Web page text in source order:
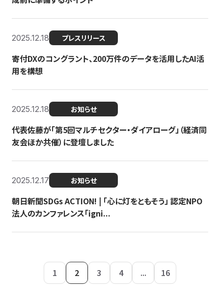
2025.12.18 プレスリリース
寄付DXのコングラント、200万件のデータを活用したAI活
用を構想
2025.12.18 お知らせ
代表佐藤が「第5回マルチセクター・ダイアローグ」（経済同
友会ほか共催）に登壇しました
2025.12.17 お知らせ
朝日新聞SDGs ACTION! | 「心に灯をともそう」 認定NPO
法人のカンファレンス「igni...
1 2 3 4 ... 16